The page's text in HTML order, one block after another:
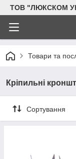
ТОВ "ЛЮКСКОМ
Товари та
Кріпильні
Сортування